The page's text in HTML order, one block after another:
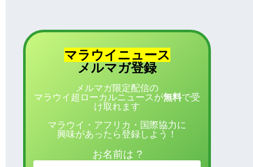
マラウイニュース
メルマガ登録
メルマガ限定配信の
マラウイ超ローカルニュースが無料で受
け取れます
マラウイ・アフリカ・国際協力に
興味があったら登録しよう！
お名前は ?